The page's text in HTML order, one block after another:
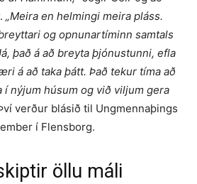
„Meira en helmingi meira pláss.
og opnunartíminn samtals
það á að breyta þjónustunni, efla
á að taka þátt. Það tekur tíma að
nýjum húsum og við viljum gera
verður blásið til Ungmennaþings
í Flensborg.
öllu máli